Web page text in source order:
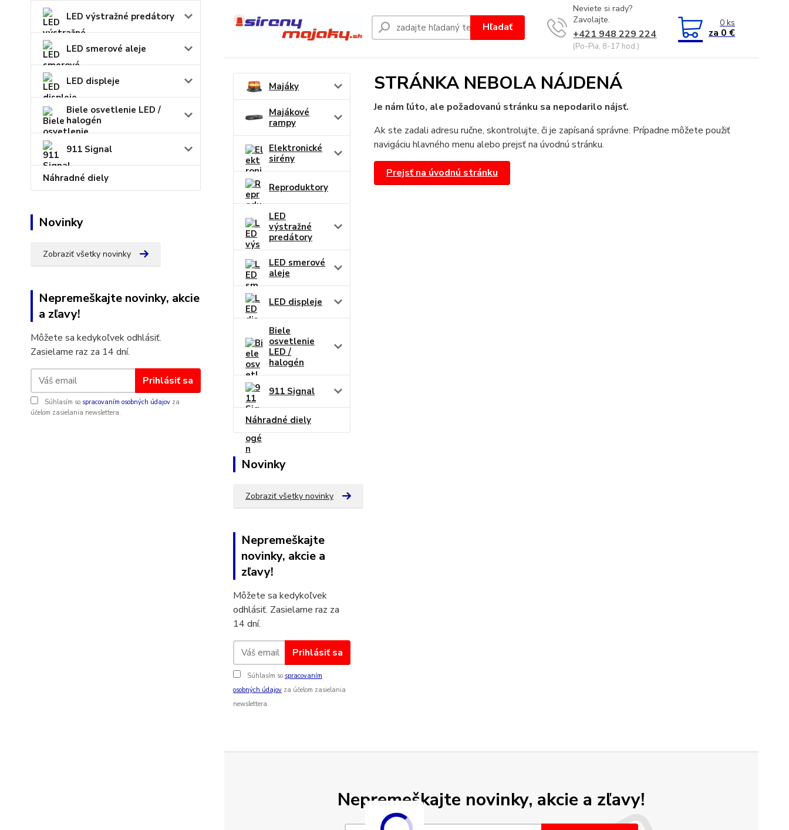
LED výstražné predátory
LED smerové aleje
LED displeje
Biele osvetlenie LED /
halogén
911 Signal
Náhradné diely
Novinky
Zobraziť všetky novinky
Nepremeškajte novinky, akcie
a zľavy!
Môžete sa kedykoľvek odhlásiť.
Zasielame raz za 14 dní.
Prihlásiť sa
Súhlasím so spracovaním osobných údajov za
účelom zasielania newslettera.
Hľadať
Neviete si rady?
Zavolajte.
+421 948 229 224
(Po-Pia, 8-17 hod.)
0ks
za 0 €
Majáky
Majákové
rampy
Elektronické
sirény
Reproduktory
LED
výstražné
predátory
LED smerové
aleje
LED displeje
Biele
osvetlenie
LED /
halogén
911 Signal
Náhradné diely
Novinky
Zobraziť všetky novinky
Nepremeškajte
novinky, akcie a
zľavy!
Môžete sa kedykoľvek
odhlásiť. Zasielame raz za
14 dní.
Prihlásiť sa
Súhlasím so spracovaním
osobných údajovza účelom zasielania
newslettera.
STRÁNKA NEBOLA NÁJDENÁ
Je nám ľúto, ale požadovanú stránku sa nepodarilo nájsť.
Ak ste zadali adresu ručne, skontrolujte, či je zapísaná správne. Prípadne môžete použiť
navigáciu hlavného menu alebo prejsť na úvodnú stránku.
Prejsť na úvodnú stránku
Nepremeškajte novinky, akcie a zľavy!